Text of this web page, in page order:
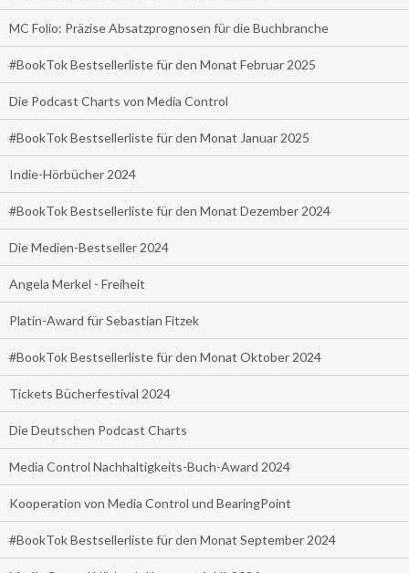
MC Folio: Präzise Absatzprognosen für die Buchbranche
#BookTok Bestsellerliste für den Monat Februar 2025
Die Podcast Charts von Media Control
#BookTok Bestsellerliste für den Monat Januar 2025
Indie-Hörbücher 2024
#BookTok Bestsellerliste für den Monat Dezember 2024
Die Medien-Bestseller 2024
Angela Merkel - Freiheit
Platin-Award für Sebastian Fitzek
#BookTok Bestsellerliste für den Monat Oktober 2024
Tickets Bücherfestival 2024
Die Deutschen Podcast Charts
Media Control Nachhaltigkeits-Buch-Award 2024
Kooperation von Media Control und BearingPoint
#BookTok Bestsellerliste für den Monat September 2024